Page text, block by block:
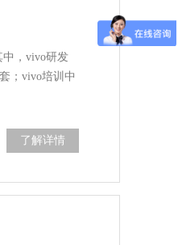
中，vivo研发
；vivo培训中
了解详情